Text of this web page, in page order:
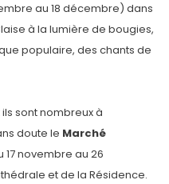
au 18 décembre) dans
à la lumière de bougies,
populaire, des chants de
sont nombreux à
doute le Marché
17 novembre au 26
et de la Résidence.